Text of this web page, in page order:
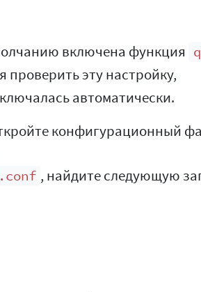
включена функция
проверить эту настройку,
автоматически.
конфигурационный
, найдите следующую